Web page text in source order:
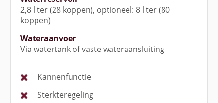
2,8 liter (28 koppen), optioneel: 8 liter (80
koppen)
Wateraanvoer
Via watertank of vaste wateraansluiting
Kannenfunctie
Sterkteregeling